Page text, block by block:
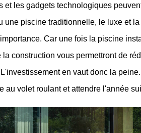
et les gadgets technologiques
une piscine traditionnelle, le luxe et
Car une fois la piscine
construction vous permettront de
en vaut donc la
au volet roulant et attendre l'année